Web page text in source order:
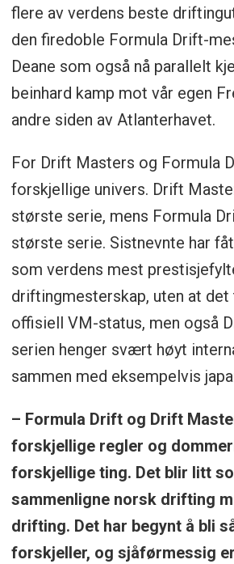
flere av verdens beste
den firedoble Formula Drift-
Deane som også nå parallelt
beinhard kamp mot vår egen
andre siden av Atlanterhavet.
For Drift Masters og Formula
forskjellige univers. Drift
største serie, mens Formula
største serie. Sistnevnte har
som verdens mest
driftingmesterskap, uten at
offisiell VM-status, men også
serien henger svært høyt
sammen med eksempelvis
– Formula Drift og Drift
forskjellige regler og
forskjellige ting. Det blir litt
sammenligne norsk drifting
drifting. Det har begynt å bli
forskjeller, og sjåførmessig